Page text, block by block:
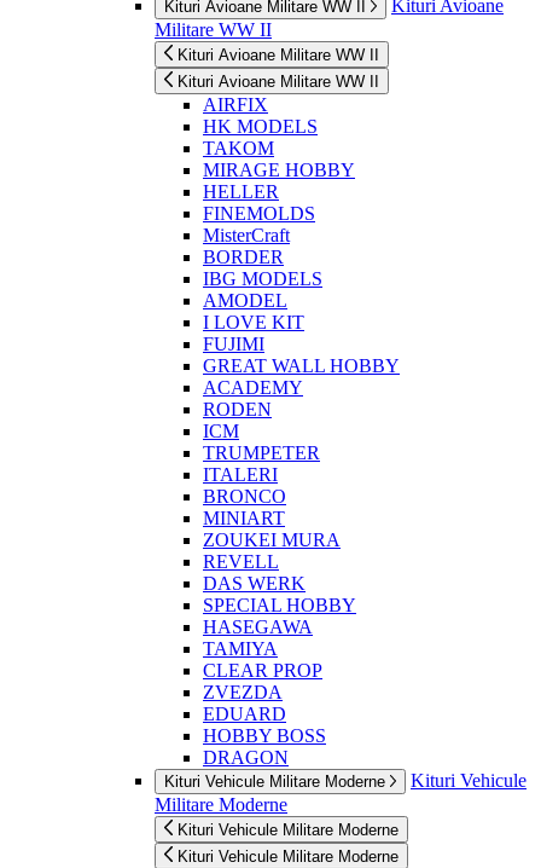
Kituri Avioane Militare WW II
Kituri Avioane
Militare WW II
Kituri Avioane Militare WW II
Kituri Avioane Militare WW II
AIRFIX
HK MODELS
TAKOM
MIRAGE HOBBY
HELLER
FINEMOLDS
MisterCraft
BORDER
IBG MODELS
AMODEL
I LOVE KIT
FUJIMI
GREAT WALL HOBBY
ACADEMY
RODEN
ICM
TRUMPETER
ITALERI
BRONCO
MINIART
ZOUKEI MURA
REVELL
DAS WERK
SPECIAL HOBBY
HASEGAWA
TAMIYA
CLEAR PROP
ZVEZDA
EDUARD
HOBBY BOSS
DRAGON
Kituri Vehicule Militare Moderne
Kituri Vehicule
Militare Moderne
Kituri Vehicule Militare Moderne
Kituri Vehicule Militare Moderne